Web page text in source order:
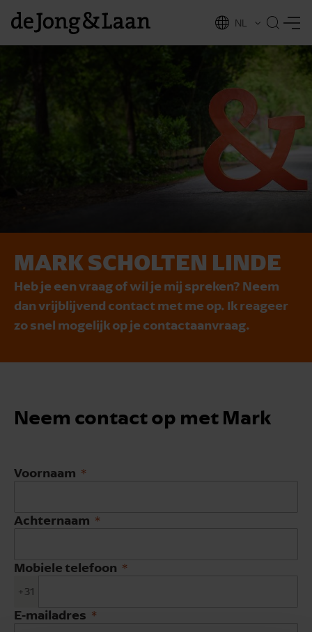
EN
NL
MARK SCHOLTEN LINDE
Heb je een vraag of wil je mij spreken? Neem
dan vrijblijvend contact met me op. Ik reageer
zo snel mogelijk op je contactaanvraag.
Neem contact op met Mark
Voornaam
Achternaam
Mobiele telefoon
+31
E-mailadres